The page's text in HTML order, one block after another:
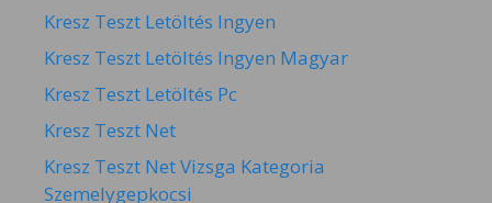
Kresz Teszt Letöltés Ingyen
Kresz Teszt Letöltés Ingyen Magyar
Kresz Teszt Letöltés Pc
Kresz Teszt Net
Kresz Teszt Net Vizsga Kategoria
Szemelygepkocsi